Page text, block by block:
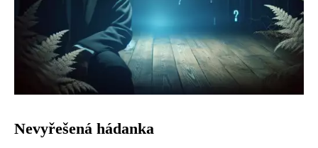
Nevyřešená hádanka